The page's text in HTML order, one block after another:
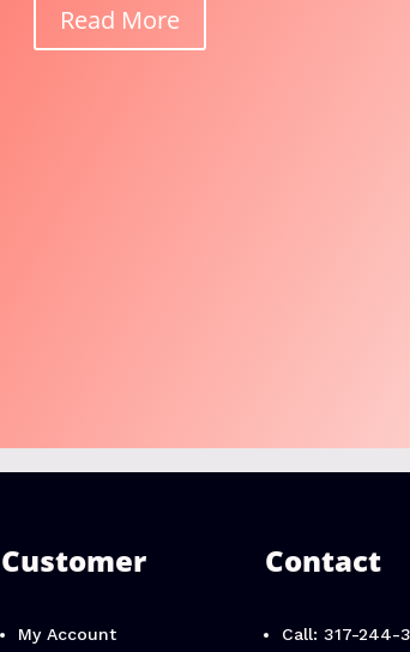
Read More
Customer
My Account
Contact
Call: 317-244-